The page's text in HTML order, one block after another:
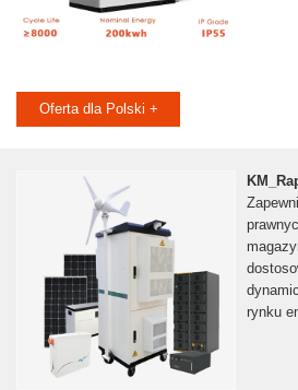
Oferta dla Polski +
rynku